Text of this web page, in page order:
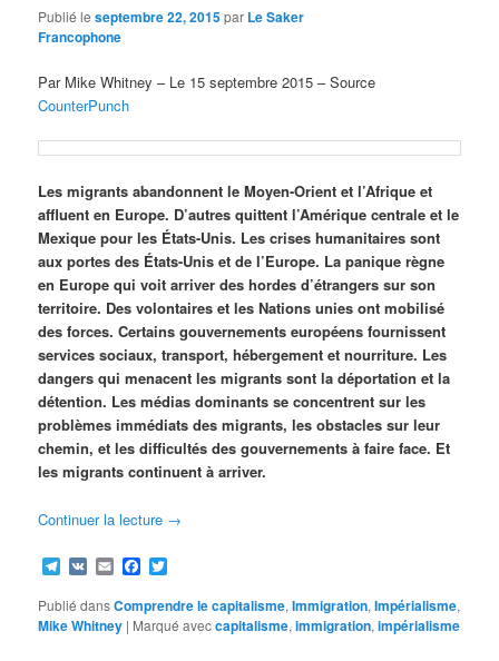
Publié leseptembre 22, 2015par Le Saker
Francophone
Par Mike Whitney – Le 15 septembre 2015 – Source
CounterPunch
Les migrants abandonnent le Moyen-Orient et l’Afrique et
affluent en Europe. D’autres quittent l’Amérique centrale et le
Mexique pour les États-Unis. Les crises humanitaires sont
aux portes des États-Unis et de l’Europe. La panique règne
en Europe qui voit arriver des hordes d’étrangers sur son
territoire. Des volontaires et les Nations unies ont mobilisé
des forces. Certains gouvernements européens fournissent
services sociaux, transport, hébergement et nourriture. Les
dangers qui menacent les migrants sont la déportation et la
détention. Les médias dominants se concentrent sur les
problèmes immédiats des migrants, les obstacles sur leur
chemin, et les difficultés des gouvernements à faire face. Et
les migrants continuent à arriver.
Continuer la lecture →
Telegram
VK EmailFacebook
Publié dansComprendre le capitalisme,Immigration,Impérialisme,
Mike Whitney | Marqué aveccapitalisme,immigration,impérialisme